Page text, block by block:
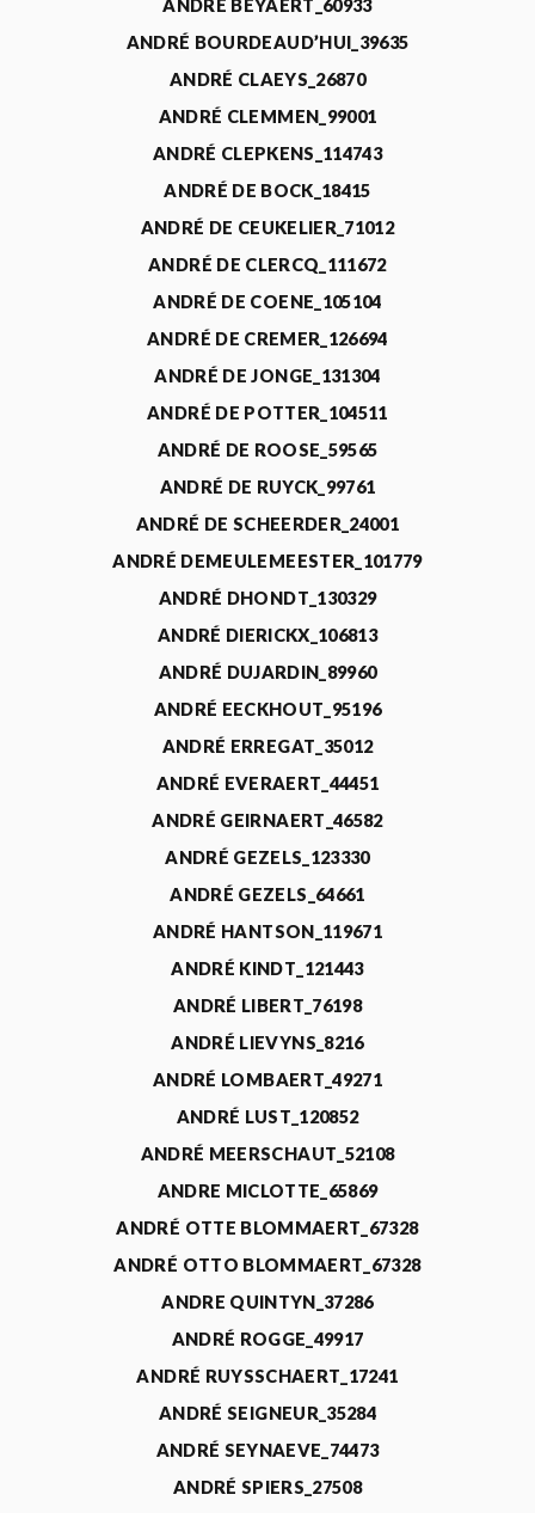
ANDRE BEYAERT_60933
ANDRÉ BOURDEAUD’HUI_39635
ANDRÉ CLAEYS_26870
ANDRÉ CLEMMEN_99001
ANDRÉ CLEPKENS_114743
ANDRÉ DE BOCK_18415
ANDRÉ DE CEUKELIER_71012
ANDRÉ DE CLERCQ_111672
ANDRÉ DE COENE_105104
ANDRÉ DE CREMER_126694
ANDRÉ DE JONGE_131304
ANDRÉ DE POTTER_104511
ANDRÉ DE ROOSE_59565
ANDRÉ DE RUYCK_99761
ANDRÉ DE SCHEERDER_24001
ANDRÉ DEMEULEMEESTER_101779
ANDRÉ DHONDT_130329
ANDRÉ DIERICKX_106813
ANDRÉ DUJARDIN_89960
ANDRÉ EECKHOUT_95196
ANDRÉ ERREGAT_35012
ANDRÉ EVERAERT_44451
ANDRÉ GEIRNAERT_46582
ANDRÉ GEZELS_123330
ANDRÉ GEZELS_64661
ANDRÉ HANTSON_119671
ANDRÉ KINDT_121443
ANDRÉ LIBERT_76198
ANDRÉ LIEVYNS_8216
ANDRÉ LOMBAERT_49271
ANDRÉ LUST_120852
ANDRÉ MEERSCHAUT_52108
ANDRE MICLOTTE_65869
ANDRÉ OTTE BLOMMAERT_67328
ANDRÉ OTTO BLOMMAERT_67328
ANDRE QUINTYN_37286
ANDRÉ ROGGE_49917
ANDRÉ RUYSSCHAERT_17241
ANDRÉ SEIGNEUR_35284
ANDRÉ SEYNAEVE_74473
ANDRÉ SPIERS_27508